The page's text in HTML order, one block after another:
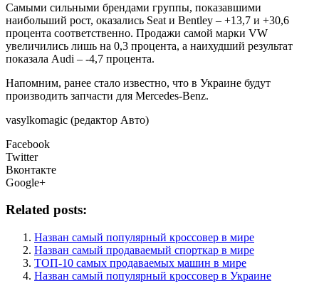
Самыми сильными брендами группы, показавшими
наибольший рост, оказались Seat и Bentley – +13,7 и +30,6
процента соответственно. Продажи самой марки VW
увеличились лишь на 0,3 процента, а наихудший результат
показала Audi – -4,7 процента.
Напомним, ранее стало известно, что в Украине будут
производить запчасти для Mercedes-Benz.
vasylkomagic (редактор Авто)
Facebook
Twitter
Вконтакте
Google+
Related posts:
Назван самый популярный кроссовер в мире
Назван самый продаваемый спорткар в мире
ТОП-10 самых продаваемых машин в мире
Назван самый популярный кроссовер в Украине